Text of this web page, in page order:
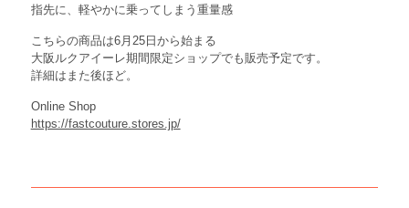
指先に、軽やかに乗ってしまう重量感
こちらの商品は6月25日から始まる
大阪ルクアイーレ期間限定ショップでも販売予定です。
詳細はまた後ほど。
Online Shop
https://fastcouture.stores.jp/